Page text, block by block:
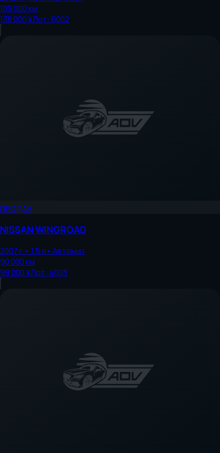
109 000км
138 000 ¥Лот: 6002
ПРОДАН
NISSANWINGROAD
2007г.• 1.5л• Автомат
90 000км
99 000 ¥Лот: 4003